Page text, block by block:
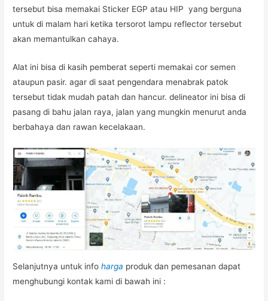
tersebut bisa memakai Sticker EGP atau HIP yang berguna
untuk di malam hari ketika tersorot lampu reflector tersebut
akan memantulkan cahaya.
Alat ini bisa di kasih pemberat seperti memakai cor semen
ataupun pasir. agar di saat pengendara menabrak patok
tersebut tidak mudah patah dan hancur. delineator ini bisa di
pasang di bahu jalan raya, jalan yang mungkin menurut anda
berbahaya dan rawan kecelakaan.
Selanjutnya untuk infoharga produk dan pemesanan dapat
menghubungi kontak kami di bawah ini :